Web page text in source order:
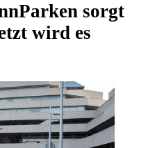
Parken sorgt
wird es